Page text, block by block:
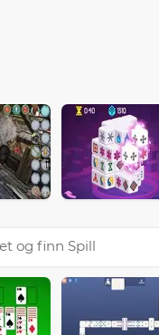
og finn Spill